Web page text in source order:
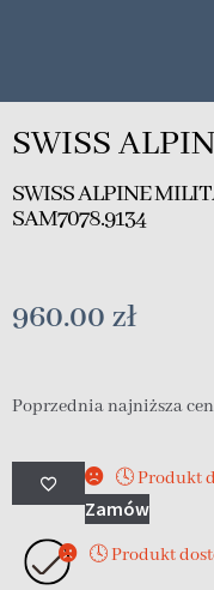
SWISS
SWISS ALPINE
SAM7078.9134
960.00 zł
Poprzednia najniższa
🕓 Produkt
Zamów
🕓 Produkt